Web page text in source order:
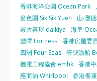
香港海洋公園 Ocean Park
嗇色園 Sik Sik Yuen
山‧灘
殿大喜屋 daikiya
海皇
豐澤 Fortress 香港房屋委
四洲 Four Seas 壹號漁船
機電工程協會 emhk 香港
惠而浦 Whirlpool
香港耆